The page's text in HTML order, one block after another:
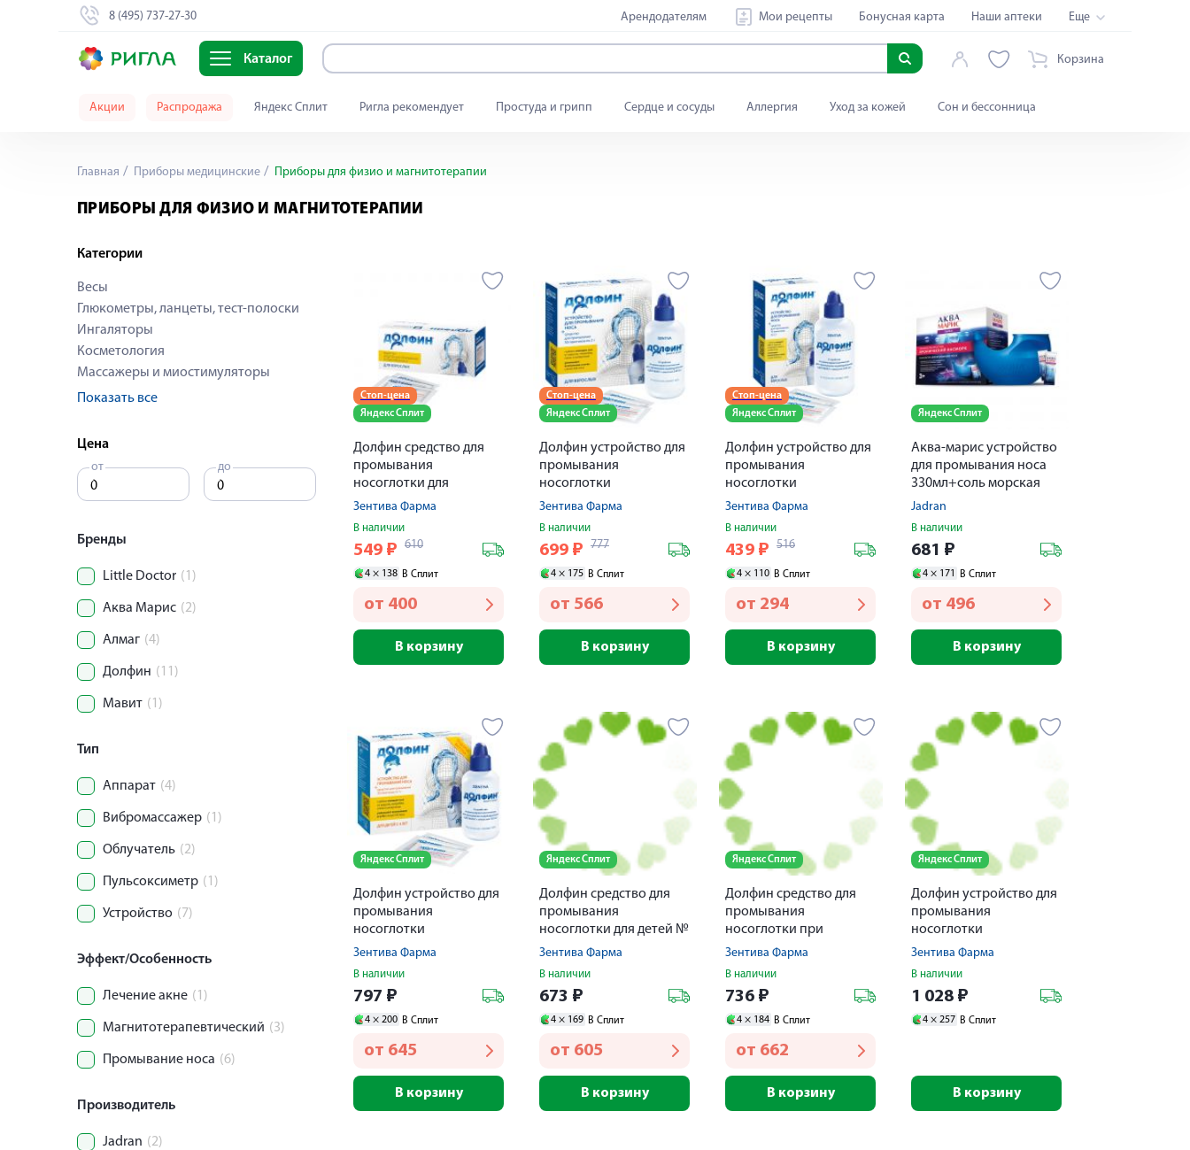
8 (495) 737-27-30 Арендодателям Мои рецепты Бонусная карта Наши аптеки Еще
Каталог Корзина
Акции Распродажа Яндекс Сплит Ригла рекомендует Простуда и грипп Сердце и сосуды Аллергия Уход за кожей Сон и бессонница
Главная Приборы медицинские Приборы для физио и магнитотерапии
ПРИБОРЫ ДЛЯ ФИЗИО И МАГНИТОТЕРАПИИ
Категории
Весы
Глюкометры, ланцеты, тест-полоски
Ингаляторы
Косметология
Массажеры и миостимуляторы
Показать все
Цена
от до
Бренды
Little Doctor (1)
Аква Марис (2)
Алмаг (4)
Долфин (11)
Мавит (1)
Тип
Аппарат (4)
Вибромассажер (1)
Облучатель (2)
Пульсоксиметр (1)
Устройство (7)
Эффект/Особенность
Лечение акне (1)
Магнитотерапевтический (3)
Промывание носа (6)
Производитель
Jadran (2)
Стоп-цена
Яндекс Сплит
Долфин средство для
промывания
носоглотки для
устройства емкостью
Зентива Фарма
В наличии
549 ₽ 610
4 × 138 В Сплит
от 400
В корзину
Стоп-цена
Яндекс Сплит
Долфин устройство для
промывания
носоглотки
240мл+средство №30
Зентива Фарма
В наличии
699 ₽ 777
4 × 175 В Сплит
от 566
В корзину
Стоп-цена
Яндекс Сплит
Долфин устройство для
промывания
носоглотки
240мл+средство 2г №10
Зентива Фарма
В наличии
439 ₽ 516
4 × 110 В Сплит
от 294
В корзину
Яндекс Сплит
Аква-марис устройство
для промывания носа
330мл+соль морская
№30
Jadran
В наличии
681 ₽
4 × 171 В Сплит
от 496
В корзину
Яндекс Сплит
Долфин устройство для
промывания
носоглотки
120мл+средство № 30
Зентива Фарма
В наличии
797 ₽
4 × 200 В Сплит
от 645
В корзину
Яндекс Сплит
Долфин средство для
промывания
носоглотки для детей №
30
Зентива Фарма
В наличии
673 ₽
4 × 169 В Сплит
от 605
В корзину
Яндекс Сплит
Долфин средство для
промывания
носоглотки при
аллергии пакет 2г № 30
Зентива Фарма
В наличии
736 ₽
4 × 184 В Сплит
от 662
В корзину
Яндекс Сплит
Долфин устройство для
промывания
носоглотки
240мл+средство против
Зентива Фарма
В наличии
1 028 ₽
4 × 257 В Сплит
В корзину